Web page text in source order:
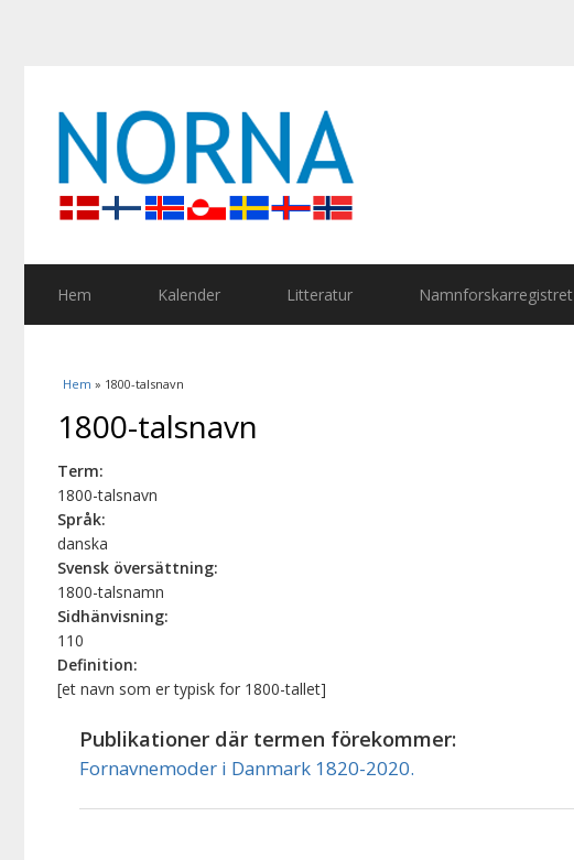
Hem Kalender Litteratur Namnforskarregistret
Du är här
Hem » 1800-talsnavn
1800-talsnavn
Term:
1800-talsnavn
Språk:
danska
Svensk översättning:
1800-talsnamn
Sidhänvisning:
110
Definition:
[et navn som er typisk for 1800-tallet]
Publikationer där termen förekommer:
Fornavnemoder i Danmark 1820-2020.